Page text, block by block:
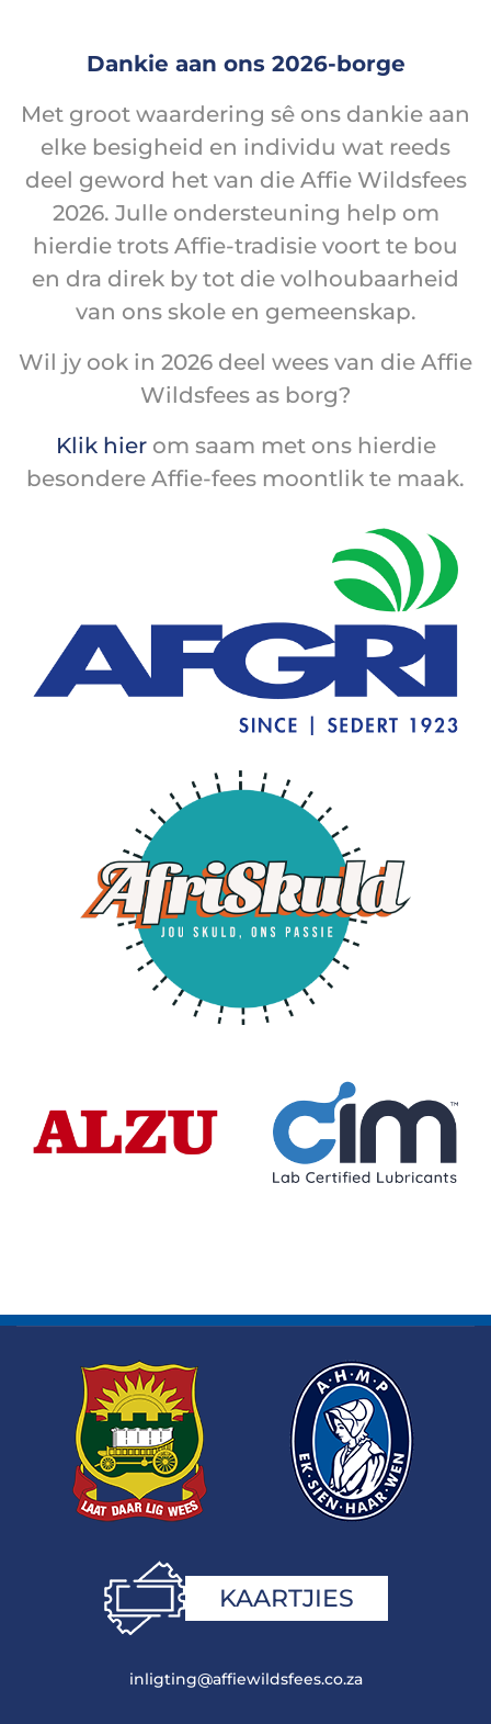
Dankie aan ons 2026-borge
Met groot waardering sê ons dankie aan
elke besigheid en individu wat reeds
deel geword het van die Affie Wildsfees
2026. Julle ondersteuning help om
hierdie trots Affie-tradisie voort te bou
en dra direk by tot die volhoubaarheid
van ons skole en gemeenskap.
Wil jy ook in 2026 deel wees van die Affie
Wildsfees as borg?
Klik hierom saam met ons hierdie
besondere Affie-fees moontlik te maak.
KAARTJIES
inligting@affiewildsfees.co.za